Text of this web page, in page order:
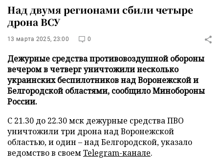
Над двумя регионами сбили четыре
дрона ВСУ
13 марта 2025, 23:00 0
Дежурные средства противовоздушной обороны
вечером в четверг уничтожили несколько
украинских беспилотников над Воронежской и
Белгородской областями, сообщило Минобороны
России.
С 21.30 до 22.30 мск дежурные средства ПВО
уничтожили три дрона над Воронежской
областью, и один – над Белгородской, указало
ведомство в своемTelegram-канале.